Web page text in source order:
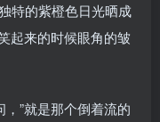
特的紫橙色日光晒成
起来的时候眼角的皱
”就是那个倒着流的